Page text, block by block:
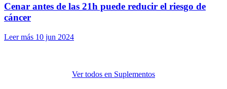
Cenar antes de las 21h puede reducir el riesgo de
cáncer
Leer más 10 jun 2024
Ver todos en Suplementos